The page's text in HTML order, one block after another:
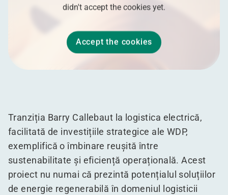
didn't accept the cookies yet.
Accept the cookies
Tranziția Barry Callebaut la logistica electrică,
facilitată de investițiile strategice ale WDP,
exemplifică o îmbinare reușită între
sustenabilitate și eficiență operațională. Acest
proiect nu numai că prezintă potențialul soluțiilor
de energie regenerabilă în domeniul logisticii